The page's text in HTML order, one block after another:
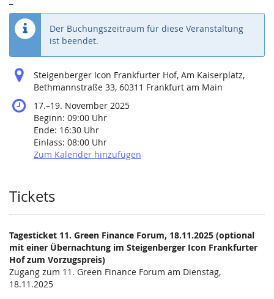
Der Buchungszeitraum für diese Veranstaltung
ist beendet.
Steigenberger Icon Frankfurter Hof, Am Kaiserplatz,
Bethmannstraße 33, 60311 Frankfurt am Main
17.–bis
19. November 2025
Beginn: 09:00 Uhr
Ende: 16:30 Uhr
Einlass: 08:00 Uhr
Zum Kalender hinzufügen
Produkte
Tickets
Tagesticket 11. Green Finance Forum, 18.11.2025 (optional
mit einer Übernachtung im Steigenberger Icon Frankfurter
Hof zum Vorzugspreis)
Zugang zum 11. Green Finance Forum am Dienstag,
18.11.2025